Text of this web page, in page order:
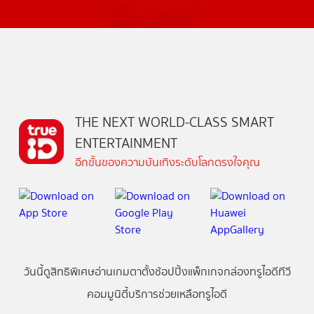
THE NEXT WORLD-CLASS SMART
ENTERTAINMENT
อีกขั้นของความบันเทิงระดับโลกตรงใจคุณ
วันนี้ดูสิทธิพิเศษอ่านเกมตาตั้งช้อปปิ้งแพ็กเกจกล่องทรูไอดีทีวี
คอมมูนิตี้บริการช่วยเหลือทรูไอดี